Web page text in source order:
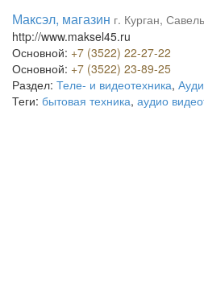
Максэл, магазин г. Курган,
http://www.maksel45.ru
Основной: +7 (3522) 22-27-22
Основной: +7 (3522) 23-89-25
Раздел: Теле- и видеотехника,
Теги: бытовая техника, аудио